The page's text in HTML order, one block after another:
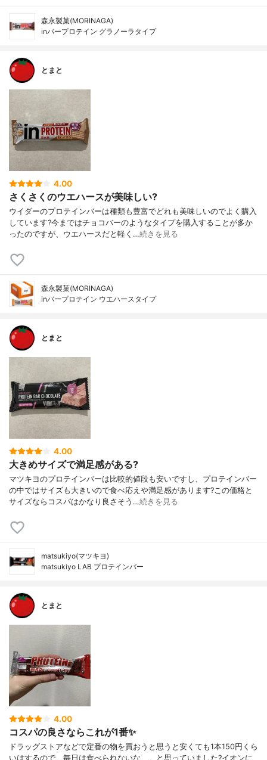
森永製菓(MORINAGA)
inバープロテイン グラノーラタイプ
とまと
4.00
さくさくのウエハースが美味しい?
ウイダーのプロテインバーは種類も豊富でどれも美味しいのでよく購入
しています?今まではチョコバーのようなタイプを購入することが多か
ったのですが、ウエハースだと軽く…続きを見る
森永製菓(MORINAGA)
inバープロテイン ウエハースタイプ
とまと
4.00
大きめサイズで満足感がある?
マツキヨのプロテインバーは比較的値段も安いですし、プロテインバー
の中ではサイズも大きいので食べ応えや満足感があります?この価格と
サイズならコスパはかなり良さそう…続きを見る
matsukiyo(マツキヨ)
matsukiyo LAB プロテインバー
とまと
4.00
コスパの良さならこれが1番✨
ドラッグストアなどで定番の物を買おうと思うと安くても1本150円くら
いはするので、毎日は食べられないな、、と思っていました?イオンに